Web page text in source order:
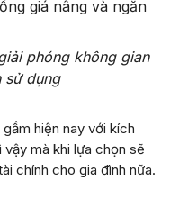
phóng không gian
sử dụng
hiện nay với kích
mà khi lựa chọn sẽ
chính cho gia đình nữa.